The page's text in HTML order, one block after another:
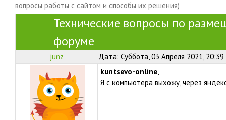
вопросы работы с сайтом и способы их решения)
Технические вопросы по
форуме
junz Дата: Суббота, 03 Апреля 2021,
kuntsevo-online,
Я с компьютера выхожу, через